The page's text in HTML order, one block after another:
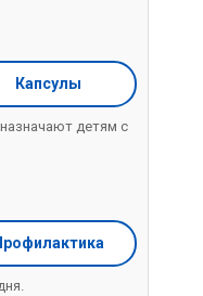
Капсулы
детям с